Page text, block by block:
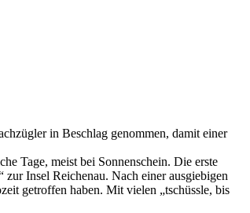
in Beschlag genommen, damit einer
Tage, meist bei Sonnenschein. Die erste
Insel Reichenau. Nach einer ausgiebigen
getroffen haben. Mit vielen „tschüssle, bis